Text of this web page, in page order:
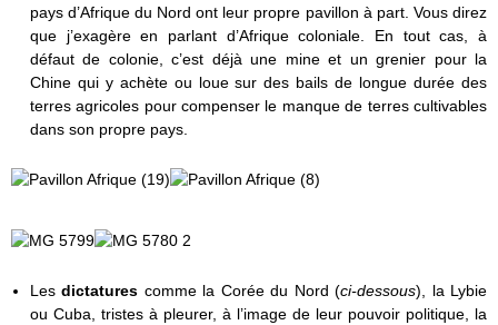
pays d’Afrique du Nord ont leur propre pavillon à part. Vous direz
que j’exagère en parlant d’Afrique coloniale. En tout cas, à
défaut de colonie, c’est déjà une mine et un grenier pour la
Chine qui y achète ou loue sur des bails de longue durée des
terres agricoles pour compenser le manque de terres cultivables
dans son propre pays.
Lesdictatures comme la Corée du Nord (ci-dessous), la Lybie
ou Cuba, tristes à pleurer, à l’image de leur pouvoir politique, la